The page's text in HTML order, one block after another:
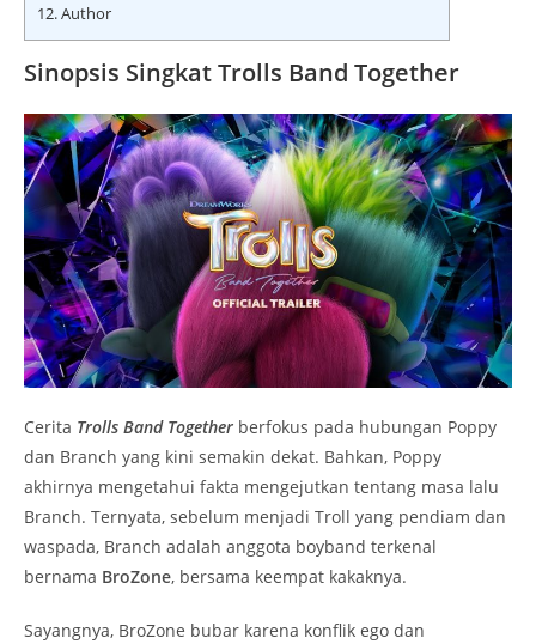
12.Author
Sinopsis Singkat Trolls Band Together
Cerita Trolls Band Together berfokus pada hubungan Poppy
dan Branch yang kini semakin dekat. Bahkan, Poppy
akhirnya mengetahui fakta mengejutkan tentang masa lalu
Branch. Ternyata, sebelum menjadi Troll yang pendiam dan
waspada, Branch adalah anggota boyband terkenal
bernama BroZone, bersama keempat kakaknya.
Sayangnya, BroZone bubar karena konflik ego dan